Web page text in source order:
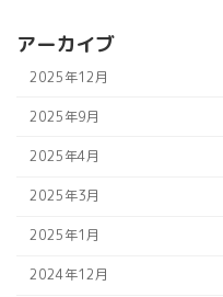
アーカイブ
2025年12月
2025年9月
2025年4月
2025年3月
2025年1月
2024年12月